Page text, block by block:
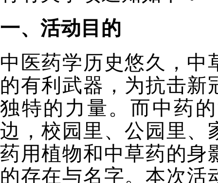
一、活动 目的
中医药学历史悠久， 中
的有利武器，为抗击新
独特的力量。而中药
边，校园里、公园里、
药用植物和中草药的身
的存在与名字。本次活